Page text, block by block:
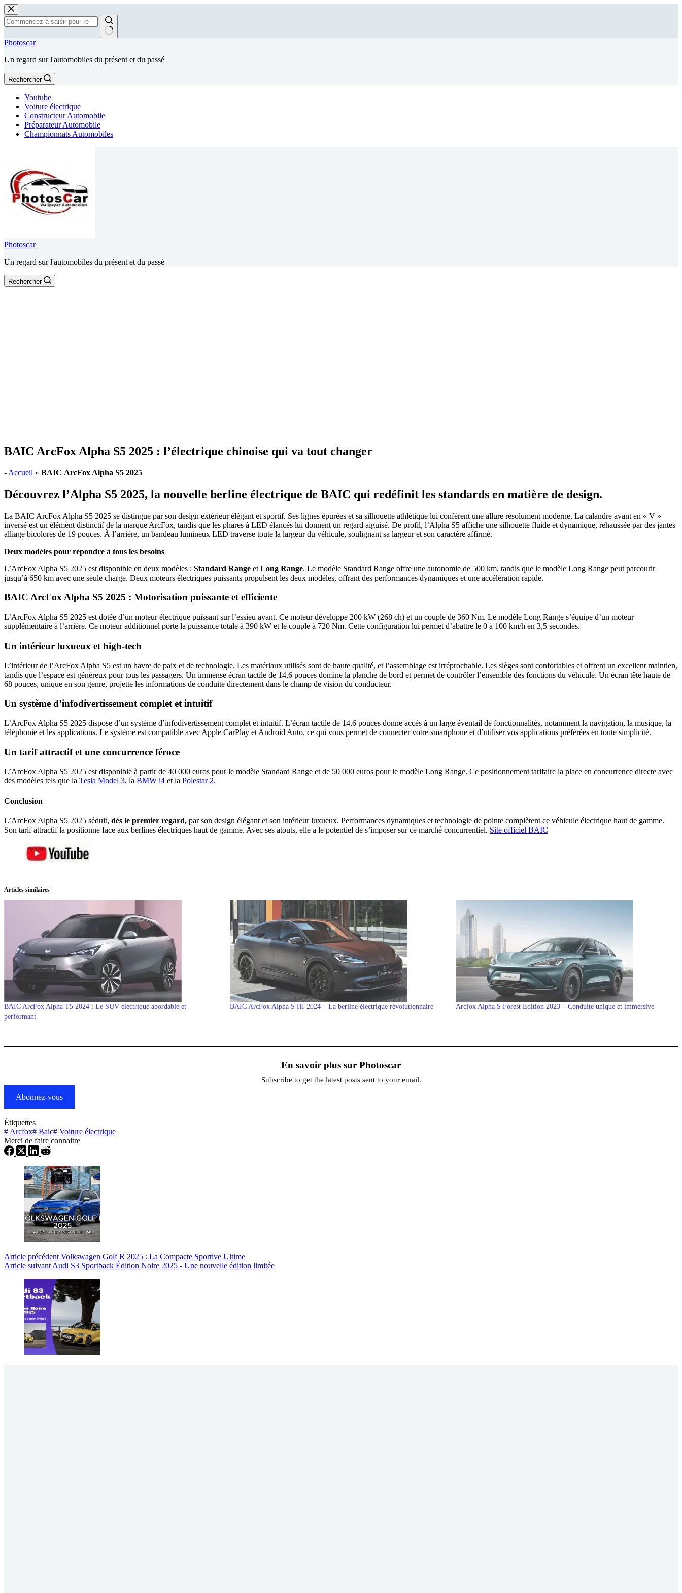
Passer
au
contenu
Aucun
Photoscar
Un regard sur l'automobiles du présent et du passé
Rechercher
Youtube
Voiture électrique
Constructeur Automobile
Préparateur Automobile
Championnats Automobiles
Photoscar
Un regard sur l'automobiles du présent et du passé
Rechercher
BAIC ArcFox Alpha S5 2025 : l’électrique chinoise qui va tout changer
- Accueil » BAIC ArcFox Alpha S5 2025
Découvrez l’Alpha S5 2025, la nouvelle berline électrique de BAIC qui redéfinit les standards en matière de design.
La BAIC ArcFox Alpha S5 2025 se distingue par son design extérieur élégant et sportif. Ses lignes épurées et sa silhouette athlétique lui confèrent une allure résolument moderne. La calandre avant en « V »
inversé est un élément distinctif de la marque ArcFox, tandis que les phares à LED élancés lui donnent un regard aiguisé. De profil, l’Alpha S5 affiche une silhouette fluide et dynamique, rehaussée par des jantes
alliage bicolores de 19 pouces. À l’arrière, un bandeau lumineux LED traverse toute la largeur du véhicule, soulignant sa largeur et son caractère affirmé.
Deux modèles pour répondre à tous les besoins
L’ArcFox Alpha S5 2025 est disponible en deux modèles : Standard Range et Long Range. Le modèle Standard Range offre une autonomie de 500 km, tandis que le modèle Long Range peut parcourir
jusqu’à 650 km avec une seule charge. Deux moteurs électriques puissants propulsent les deux modèles, offrant des performances dynamiques et une accélération rapide.
BAIC ArcFox Alpha S5 2025 : Motorisation puissante et efficiente
L’ArcFox Alpha S5 2025 est dotée d’un moteur électrique puissant sur l’essieu avant. Ce moteur développe 200 kW (268 ch) et un couple de 360 Nm. Le modèle Long Range s’équipe d’un moteur
supplémentaire à l’arrière. Ce moteur additionnel porte la puissance totale à 390 kW et le couple à 720 Nm. Cette configuration lui permet d’abattre le 0 à 100 km/h en 3,5 secondes.
Un intérieur luxueux et high-tech
L’intérieur de l’ArcFox Alpha S5 est un havre de paix et de technologie. Les matériaux utilisés sont de haute qualité, et l’assemblage est irréprochable. Les sièges sont confortables et offrent un excellent maintien,
tandis que l’espace est généreux pour tous les passagers. Un immense écran tactile de 14,6 pouces domine la planche de bord et permet de contrôler l’ensemble des fonctions du véhicule. Un écran tête haute de
68 pouces, unique en son genre, projette les informations de conduite directement dans le champ de vision du conducteur.
Un système d’infodivertissement complet et intuitif
L’ArcFox Alpha S5 2025 dispose d’un système d’infodivertissement complet et intuitif. L’écran tactile de 14,6 pouces donne accès à un large éventail de fonctionnalités, notamment la navigation, la musique, la
téléphonie et les applications. Le système est compatible avec Apple CarPlay et Android Auto, ce qui vous permet de connecter votre smartphone et d’utiliser vos applications préférées en toute simplicité.
Un tarif attractif et une concurrence féroce
L’ArcFox Alpha S5 2025 est disponible à partir de 40 000 euros pour le modèle Standard Range et de 50 000 euros pour le modèle Long Range. Ce positionnement tarifaire la place en concurrence directe avec
des modèles tels que la Tesla Model 3, la BMW i4 et la Polestar 2.
Conclusion
L’ArcFox Alpha S5 2025 séduit, dès le premier regard, par son design élégant et son intérieur luxueux. Performances dynamiques et technologie de pointe complètent ce véhicule électrique haut de gamme.
Son tarif attractif la positionne face aux berlines électriques haut de gamme. Avec ses atouts, elle a le potentiel de s’imposer sur ce marché concurrentiel. Site officiel BAIC
Articles similaires
BAIC ArcFox Alpha T5 2024 : Le SUV électrique abordable et
performant
BAIC ArcFox Alpha S HI 2024 – La berline électrique révolutionnaire Arcfox Alpha S Forest Edition 2023 – Conduite unique et immersive
En savoir plus sur Photoscar
Subscribe to get the latest posts sent to your email.
Abonnez-vous
Étiquettes
# Arcfox# Baic# Voiture électrique
Merci de faire connaitre
Article précédent Volkswagen Golf R 2025 : La Compacte Sportive Ultime
Article suivant Audi S3 Sportback Édition Noire 2025 - Une nouvelle édition limitée